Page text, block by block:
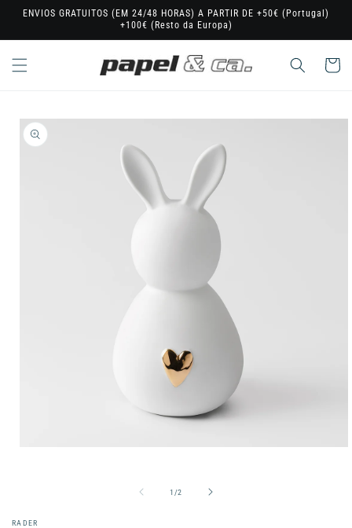
Saltar
para o
ENVIOS GRATUITOS (EM 24/48 HORAS) A PARTIR DE +50€ (Portugal)
+100€ (Resto da Europa)
Carrinho
a
informação
1 /de
2
RADER